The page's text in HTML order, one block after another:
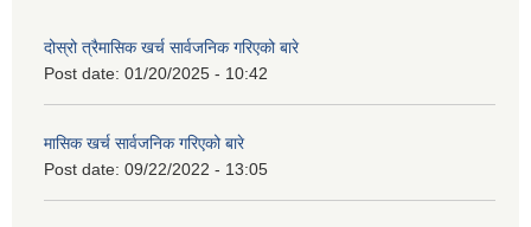
दोस्रो त्रैमासिक खर्च सार्वजनिक गरिएको बारे
Post date: 01/20/2025 - 10:42
मासिक खर्च सार्वजनिक गरिएको बारे
Post date: 09/22/2022 - 13:05